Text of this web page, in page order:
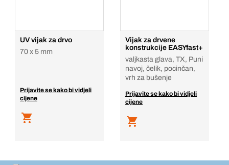
UV vijak za drvo
70 x 5 mm
Prijavite se kako bi vidjeli
cijene
Vijak za drvene
konstrukcije EASYfast+
valjkasta glava, TX, Puni
navoj, čelik, pocinčan,
vrh za bušenje
Prijavite se kako bi vidjeli
cijene